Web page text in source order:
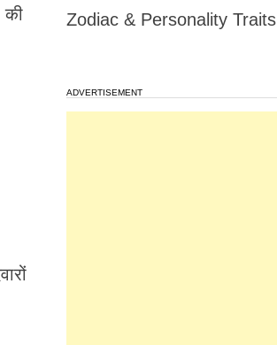
की
Zodiac & Personality Traits
ADVERTISEMENT